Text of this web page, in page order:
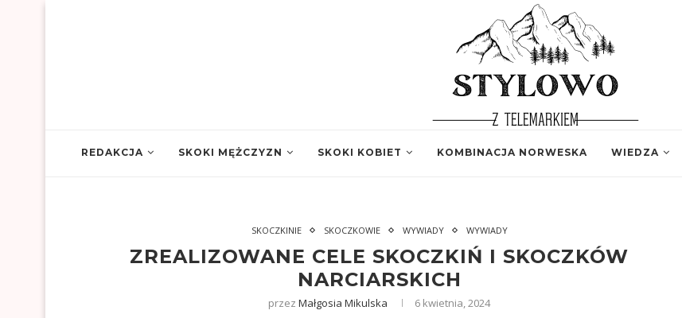
REDAKCJA SKOKI MĘŻCZYZN SKOKI KOBIET KOMBINACJA NORWESKA WIEDZA
SKOCZKINIE SKOCZKOWIE WYWIADY WYWIADY
ZREALIZOWANE CELE SKOCZKIŃ I SKOCZKÓW
NARCIARSKICH
przezMałgosia Mikulska 6 kwietnia, 2024